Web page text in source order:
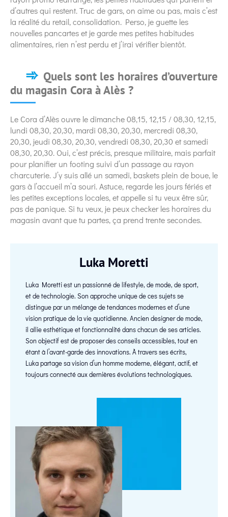
d’autres qui restent. Truc de gars, on aime ou pas, mais c’est
la réalité du retail, consolidation. Perso, je guette les
nouvelles pancartes et je garde mes petites habitudes
alimentaires, rien n’est perdu et j’irai vérifier bientôt.
Quels sont les horaires d’ouverture
du magasin Cora à Alès ?
Le Cora d’Alès ouvre le dimanche 08,15, 12,15 / 08,30, 12,15,
lundi 08,30, 20,30, mardi 08,30, 20,30, mercredi 08,30,
20,30, jeudi 08,30, 20,30, vendredi 08,30, 20,30 et samedi
08,30, 20,30. Oui, c’est précis, presque militaire, mais parfait
pour planifier un footing suivi d’un passage au rayon
charcuterie. J’y suis allé un samedi, baskets plein de boue, le
gars à l’accueil m’a souri. Astuce, regarde les jours fériés et
les petites exceptions locales, et appelle si tu veux être sûr,
pas de panique. Si tu veux, je peux checker les horaires du
magasin avant que tu partes, ça prend trente secondes.
Luka Moretti
Luka Moretti est un passionné de lifestyle, de mode, de sport,
et de technologie. Son approche unique de ces sujets se
distingue par un mélange de tendances modernes et d’une
vision pratique de la vie quotidienne. Ancien designer de mode,
il allie esthétique et fonctionnalité dans chacun de ses articles.
Son objectif est de proposer des conseils accessibles, tout en
étant à l’avant-garde des innovations. À travers ses écrits,
Luka partage sa vision d’un homme moderne, élégant, actif, et
toujours connecté aux dernières évolutions technologiques.